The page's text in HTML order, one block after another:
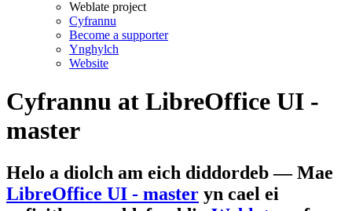
Weblate project
Cyfrannu
Become a supporter
Ynghylch
Website
Cyfrannu at LibreOffice UI -
master
Helo a diolch am eich diddordeb— Mae
LibreOffice UI - master yn cael ei